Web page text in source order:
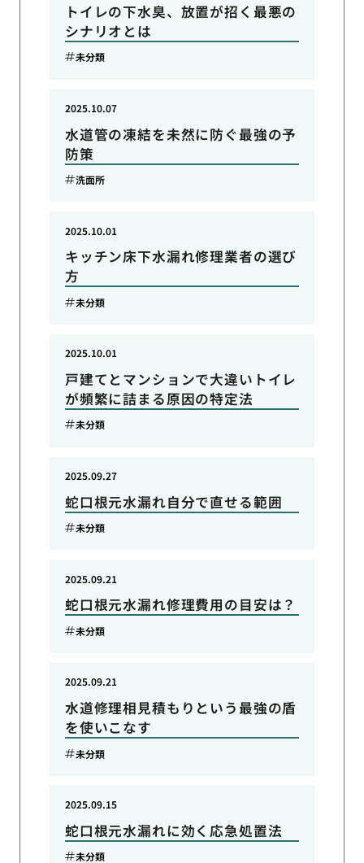
トイレの下水臭、放置が招く最悪の
シナリオとは
未分類
水道管の凍結を未然に防ぐ最強の予
防策
2025.10.07
洗面所
キッチン床下水漏れ修理業者の選び
方
2025.10.01
未分類
戸建てとマンションで大違いトイレ
が頻繁に詰まる原因の特定法
2025.10.01
未分類
蛇口根元水漏れ自分で直せる範囲
2025.09.27
未分類
蛇口根元水漏れ修理費用の目安は？
2025.09.21
未分類
水道修理相見積もりという最強の盾
を使いこなす
2025.09.21
未分類
蛇口根元水漏れに効く応急処置法
2025.09.15
未分類